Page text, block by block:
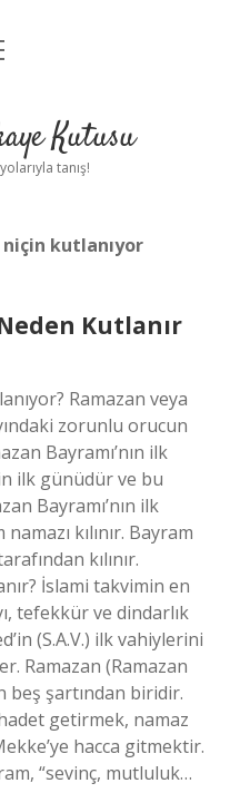
Kutusu
tanış!
niçin kutlanıyor
Kutlanır
Ramazan veya
zorunlu orucun
Bayramı’nın ilk
ilk günüdür ve bu
Bayramı’nın ilk
kılınır. Bayram
kılınır.
İslami takvimin en
tefekkür ve dindarlık
(S.A.V.) ilk vahiylerini
Ramazan (Ramazan
beş şartından biridir.
getirmek, namaz
hacca gitmektir.
“sevinç, mutluluk…